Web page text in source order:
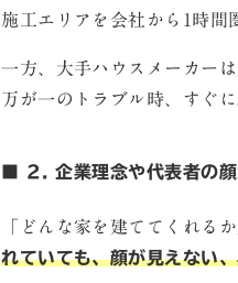
施工エリアを会社から1時間
一方、大手ハウスメーカー
万が一のトラブル時、すぐ
■ 2. 企業理念や代表者の顔
「どんな家を建ててくれる
れていても、顔が見えない